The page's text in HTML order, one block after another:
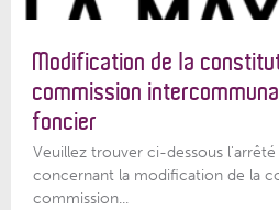
Modification de la
commission
foncier
Veuillez trouver ci-dessous l'arrêté
concernant la modification de la
commission...